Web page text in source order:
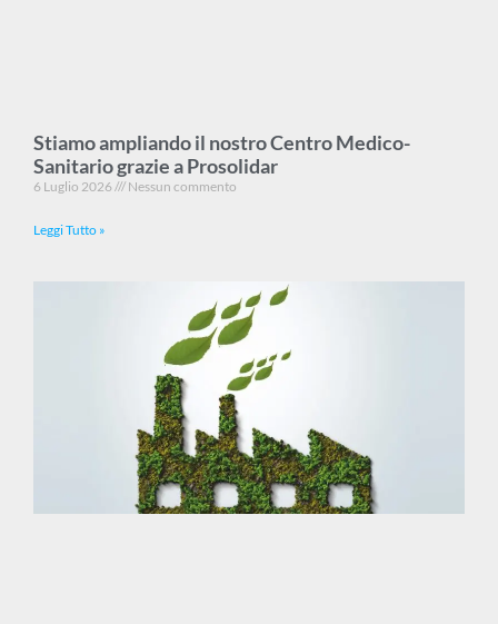
Stiamo ampliando il nostro Centro Medico-
Sanitario grazie a Prosolidar
6 Luglio 2026 Nessun commento
Leggi Tutto »